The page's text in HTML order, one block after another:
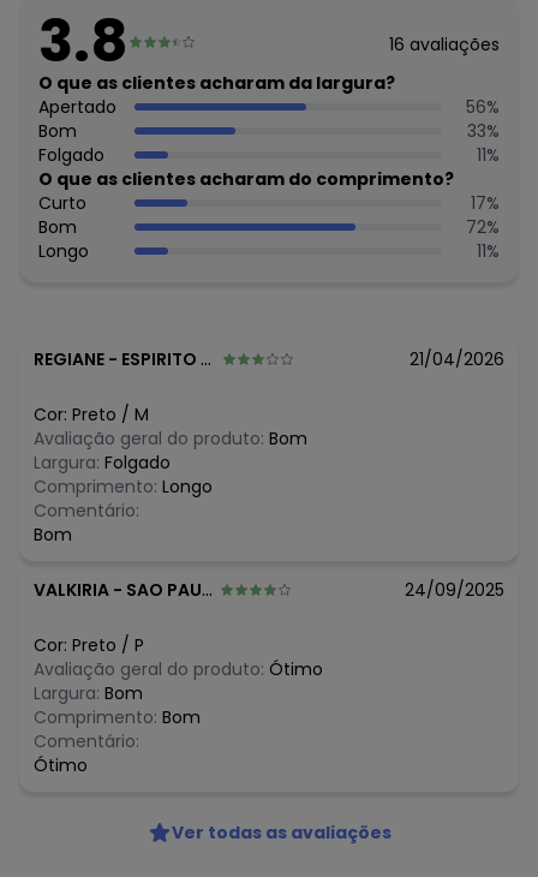
Comprimento da manga: Longa
Complemento: Bolso;
Comprimento: Clássico
Material: Moletom com fio metalizado
Estação: Inverno
Situação de Uso: Trabalho
Composição Material: 50% Algodão, 50% Poliéster
Histórico de preços
O preço apresentado abaixo é o menor oferecido em
junho/2026 R$ 44,99
abril/2026
março/2026
fevereiro/2026
3.8 16 avaliações
O que as clientes acharam da largura?
Apertado
56%
Bom
33%
Folgado
11%
O que as clientes acharam do comprimento?
Curto
17%
Bom
72%
Longo
11%
REGIANE - ESPIRITO SANTO DO PINHAL - SP 21/04/2026
Cor: Preto / M
Avaliação geral do produto: Bom
Largura: Folgado
Comprimento: Longo
Comentário:
Bom
VALKIRIA - SAO PAULO - SP 24/09/2025
Cor: Preto / P
Avaliação geral do produto: Ótimo
Largura: Bom
Comprimento: Bom
Comentário:
Ótimo
Ver todas as avaliações